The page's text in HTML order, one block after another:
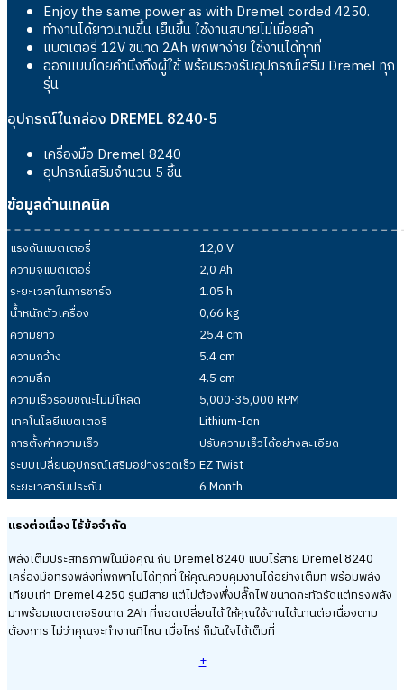
Enjoy the same power as with Dremel corded 4250.
ทำงานได้ยาวนานขึ้น เย็นขึ้น ใช้งานสบายไม่เมื่อยล้า
แบตเตอรี่ 12V ขนาด 2Ah พกพาง่าย ใช้งานได้ทุกที่
ออกแบบโดยคำนึงถึงผู้ใช้ พร้อมรองรับอุปกรณ์เสริม Dremel ทุก
รุ่น
อุปกรณ์ในกล่อง DREMEL 8240-5
เครื่องมือ Dremel 8240
อุปกรณ์เสริมจำนวน 5 ชิ้น
ข้อมูลด้านเทคนิค
แรงดันแบตเตอรี่
12,0 V
ความจุแบตเตอรี่
2,0 Ah
ระยะเวลาในการชาร์จ
1.05 h
น้ำหนักตัวเครื่อง
0,66 kg
ความยาว
25.4 cm
ความกว้าง
5.4 cm
ความลึก
4.5 cm
ความเร็วรอบขณะไม่มีโหลด
5,000-35,000 RPM
เทคโนโลยีแบตเตอรี่
Lithium-Ion
การตั้งค่าความเร็ว
ปรับความเร็วได้อย่างละเอียด
ระบบเปลี่ยนอุปกรณ์เสริมอย่างรวดเร็ว EZ Twist
ระยะเวลารับประกัน
6 Month
แรงต่อเนื่อง ไร้ข้อจำกัด
พลังเต็มประสิทธิภาพในมือคุณ กับ Dremel 8240 แบบไร้สาย Dremel 8240
เครื่องมือทรงพลังที่พกพาไปได้ทุกที่ ให้คุณควบคุมงานได้อย่างเต็มที่ พร้อมพลัง
เทียบเท่า Dremel 4250 รุ่นมีสาย แต่ไม่ต้องพึ่งปลั๊กไฟ ขนาดกะทัดรัดแต่ทรงพลัง
มาพร้อมแบตเตอรี่ขนาด 2Ah ที่ถอดเปลี่ยนได้ ให้คุณใช้งานได้นานต่อเนื่องตาม
ต้องการ ไม่ว่าคุณจะทำงานที่ไหน เมื่อไหร่ ก็มั่นใจได้เต็มที่
+